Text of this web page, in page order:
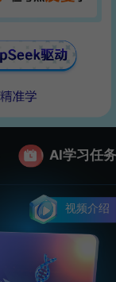
AI学习任
视频介绍